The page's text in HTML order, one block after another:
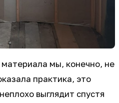
материала мы, конечно, не
практика, это
выглядит спустя